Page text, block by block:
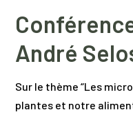
André
Sur le thème “Les
plantes et notre